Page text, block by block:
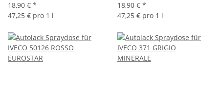
18,90 € *
47,25 € pro 1 l
18,90 € *
47,25 € pro 1 l